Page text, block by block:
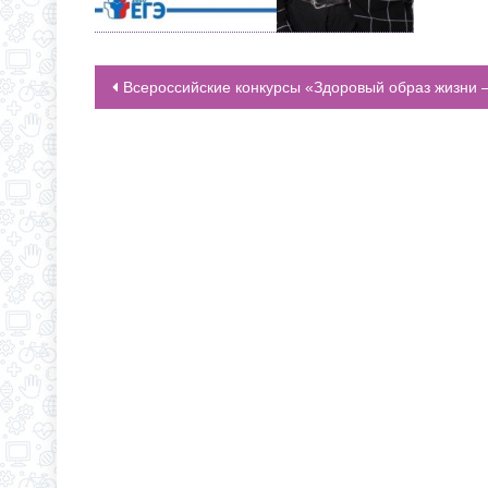
НАВИГАЦИЯ ПО ЗАПИСЯМ
Всероссийские конкурсы «Здоровый образ жизни — путь к успеху!» и «Победа – одна на